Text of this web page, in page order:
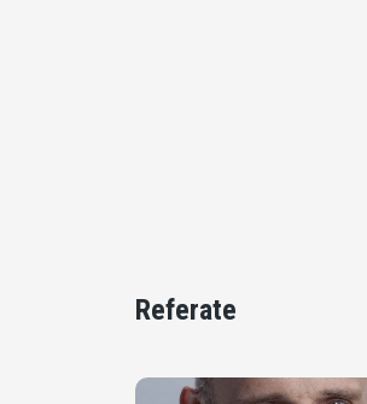
Referate